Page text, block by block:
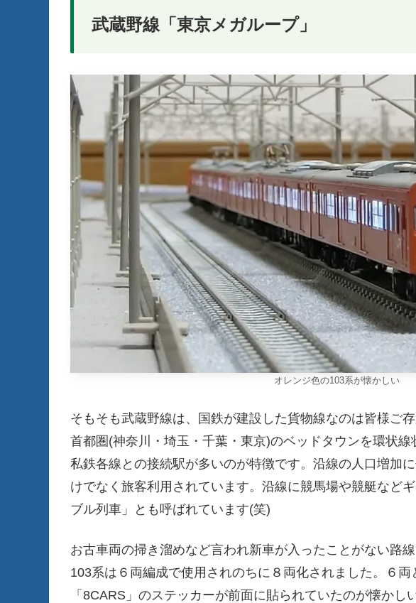
武蔵野線「東京メガループ」
オレンジ色の103系が懐かしい
そもそも武蔵野線は、国鉄が建設した貨物線なのは皆様ご存
首都圏(神奈川・埼玉・千葉・東京)のベッドタウンを環状
私鉄各線との接続駅が多いのが特徴です。沿線の人口増加
けでなく旅客利用されています。沿線に競馬場や競艇など
ブル列車」とも呼ばれています(笑)
お古車両の掃き溜めなど言われ新車が入ったことがない路
103系は６両編成で使用されのちに８両化されました。６
「8CARS」のステッカーが前面に貼られていたのが懐かし